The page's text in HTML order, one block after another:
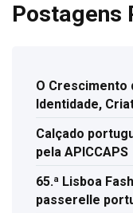
Postagens
O Crescimento
Identidade,
Calçado
pela APICCAPS
65.ª Lisboa
passerelle